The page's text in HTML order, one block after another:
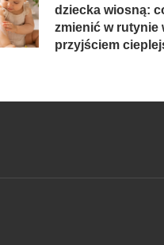
dziecka wiosną:
zmienić w rutynie
przyjściem